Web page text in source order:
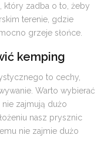
który zadba o to, żeby
terenie, gdzie
grzeje słońce.
kemping
to cechy,
Warto wybierać
nie zajmują dużo
nasz prysznic
nie zajmie dużo